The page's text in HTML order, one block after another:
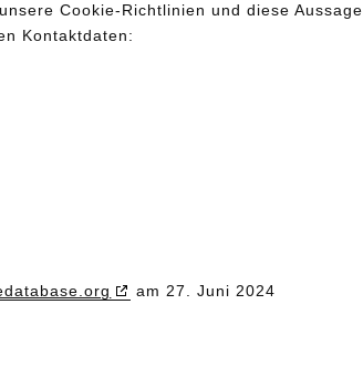
Cookie-Richtlinien und diese Aussage
Kontaktdaten:
am 27. Juni 2024